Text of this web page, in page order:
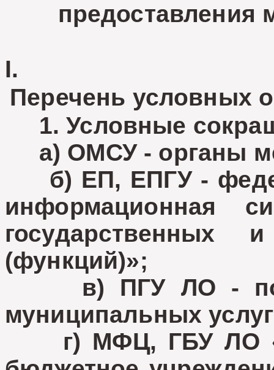
предоставления
I.
Перечень условных
1. Условные
а) ОМСУ - органы
б) ЕП, ЕПГУ -
информационная
государственных
(функций)»;
в) ПГУ ЛО -
муниципальных
г) МФЦ, ГБУ ЛО